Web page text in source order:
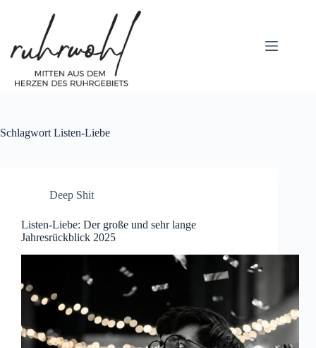
Schlagwort Listen-Liebe
Deep Shit
Listen-Liebe: Der große und sehr lange
Jahresrückblick 2025